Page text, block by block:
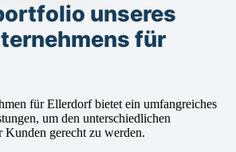
unseres
für
für Ellerdorf bietet ein umfangreiches
um den unterschiedlichen
Kunden gerecht zu werden.